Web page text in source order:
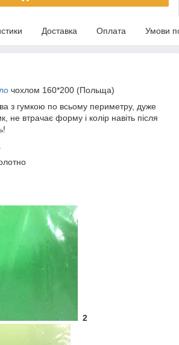
Доставка Оплата Умови
чохлом 160*200 (Польща)
з гумкою по всьому периметру, дуже
не втрачає форму і колір навіть після
2